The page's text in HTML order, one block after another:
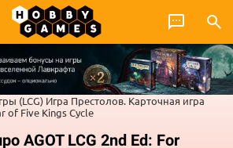
(LCG) Игра Престолов. Карточная игра
of Five Kings Cycle
AGOT LCG 2nd Ed: For